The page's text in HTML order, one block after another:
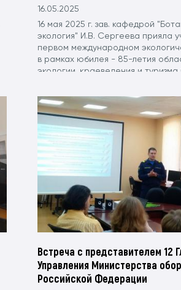
16.05.2025
16 мая 2025 г. зав. кафедрой
экология" И.В. Сергеева прияла
первом международном
в рамках юбилея - 85-летия
экологии, краеведения и
Встреча с представителем 12
Управления Министерства
Российской Федерации